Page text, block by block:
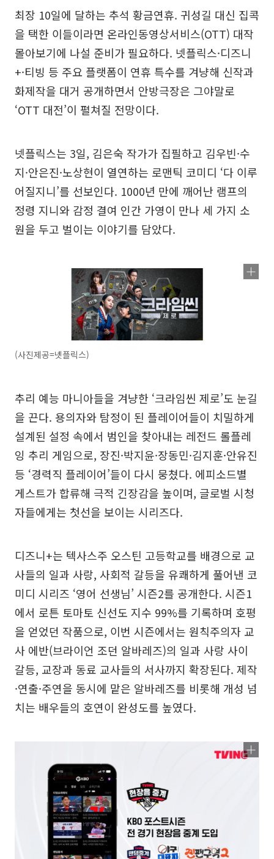
최장 10일에 달하는 추석 황금연휴. 귀성길 대신 집콕
을 택한 이들이라면 온라인동영상서비스(OTT) 대작
몰아보기에 나설 준비가 필요하다. 넷플릭스·디즈니
+·티빙 등 주요 플랫폼이 연휴 특수를 겨냥해 신작과
화제작을 대거 공개하면서 안방극장은 그야말로
‘OTT 대전’이 펼쳐질 전망이다.
넷플릭스는 3일, 김은숙 작가가 집필하고 김우빈·수
지·안은진·노상현이 열연하는 로맨틱 코미디 ‘다 이루
어질지니’를 선보인다. 1000년 만에 깨어난 램프의
정령 지니와 감정 결여 인간 가영이 만나 세 가지 소
원을 두고 벌이는 이야기를 담았다.
(사진제공=넷플릭스)
추리 예능 마니아들을 겨냥한 ‘크라임씬 제로’도 눈길
을 끈다. 용의자와 탐정이 된 플레이어들이 치밀하게
설계된 설정 속에서 범인을 찾아내는 레전드 롤플레
잉 추리 게임으로, 장진·박지윤·장동민·김지훈·안유진
등 ‘경력직 플레이어’들이 다시 뭉쳤다. 에피소드별
게스트가 합류해 극적 긴장감을 높이며, 글로벌 시청
자들에게는 첫선을 보이는 시리즈다.
디즈니+는 텍사스주 오스틴 고등학교를 배경으로 교
사들의 일과 사랑, 사회적 갈등을 유쾌하게 풀어낸 코
미디 시리즈 ‘영어 선생님’ 시즌2를 공개한다. 시즌1
에서 로튼 토마토 신선도 지수 99%를 기록하며 호평
을 얻었던 작품으로, 이번 시즌에서는 원칙주의자 교
사 에반(브라이언 조던 알바레즈)의 일과 사랑 사이
갈등, 교장과 동료 교사들의 서사까지 확장된다. 제작
·연출·주연을 동시에 맡은 알바레즈를 비롯해 개성 넘
치는 배우들의 호연이 완성도를 높였다.